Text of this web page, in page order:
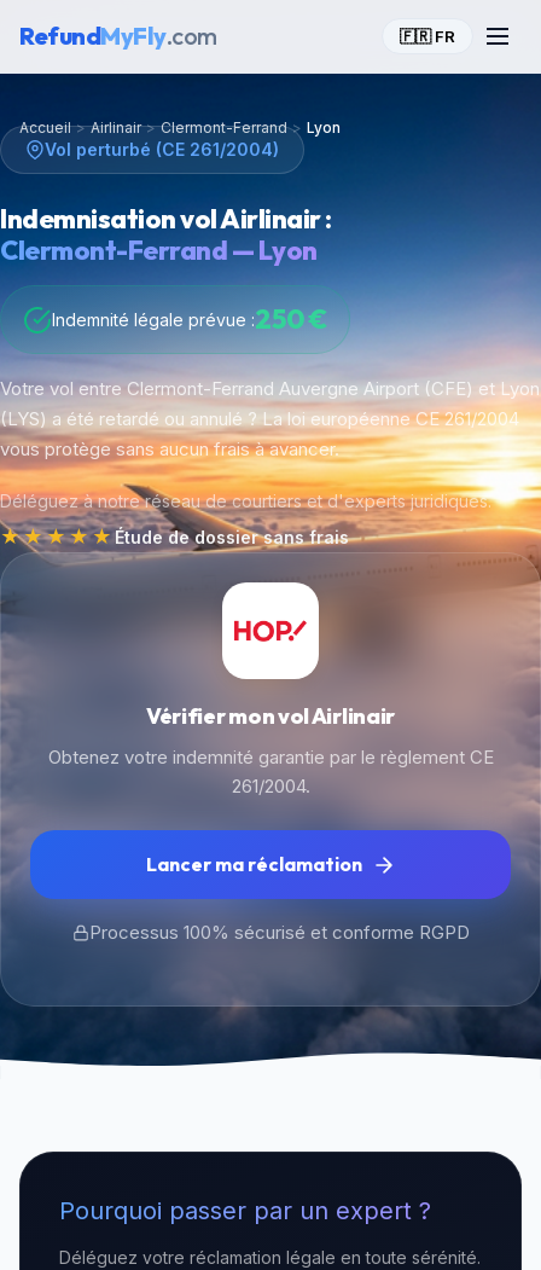
RefundMyFly.com 🇫🇷 FR
Accueil > Airlinair > Clermont-Ferrand > Lyon
Vol perturbé (CE 261/2004)
Indemnisation vol Airlinair :
Clermont-Ferrand — Lyon
Indemnité légale prévue :250 €
Votre vol entre Clermont-Ferrand Auvergne Airport (CFE) et Lyon
(LYS) a été retardé ou annulé ? La loi européenne CE 261/2004
vous protège sans aucun frais à avancer.
Déléguez à notre réseau de courtiers et d'experts juridiques.
★★★★★Étude de dossier sans frais
Vérifier mon vol Airlinair
Obtenez votre indemnité garantie par le règlement CE
261/2004.
Lancer ma réclamation
Processus 100% sécurisé et conforme RGPD
Pourquoi passer par un expert ?
Déléguez votre réclamation légale en toute sérénité.